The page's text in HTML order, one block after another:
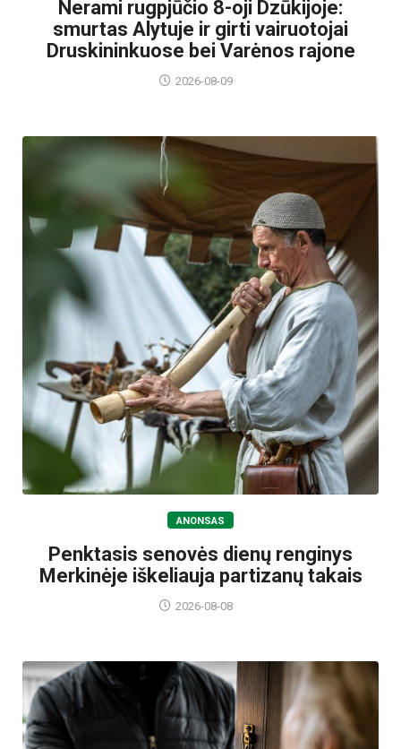
Nerami rugpjūčio 8-oji Dzūkijoje:
smurtas Alytuje ir girti vairuotojai
Druskininkuose bei Varėnos rajone
2026-08-09
ANONSAS
Penktasis senovės dienų renginys
Merkinėje iškeliauja partizanų takais
2026-08-08